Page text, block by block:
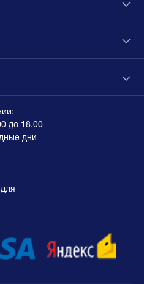
до 18.00
дни